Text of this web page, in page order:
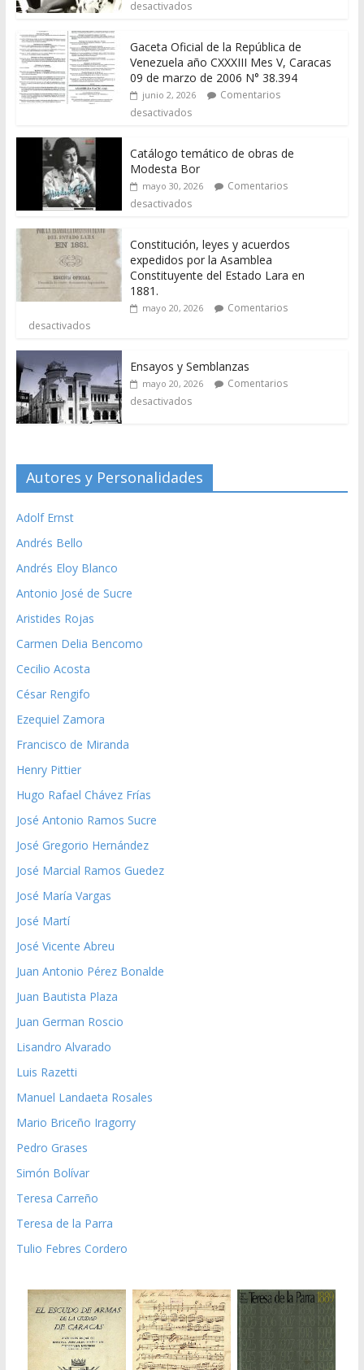
desactivados
Gaceta Oficial de la República de
Venezuela año CXXXIII Mes V, Caracas
09 de marzo de 2006 N° 38.394
junio 2, 2026
Comentarios
desactivados
Catálogo temático de obras de
Modesta Bor
mayo 30, 2026
Comentarios
desactivados
Constitución, leyes y acuerdos
expedidos por la Asamblea
Constituyente del Estado Lara en
1881.
mayo 20, 2026
Comentarios
desactivados
Ensayos y Semblanzas
mayo 20, 2026
Comentarios
desactivados
Autores y Personalidades
Adolf Ernst
Andrés Bello
Andrés Eloy Blanco
Antonio José de Sucre
Aristides Rojas
Carmen Delia Bencomo
Cecilio Acosta
César Rengifo
Ezequiel Zamora
Francisco de Miranda
Henry Pittier
Hugo Rafael Chávez Frías
José Antonio Ramos Sucre
José Gregorio Hernández
José Marcial Ramos Guedez
José María Vargas
José Martí
José Vicente Abreu
Juan Antonio Pérez Bonalde
Juan Bautista Plaza
Juan German Roscio
Lisandro Alvarado
Luis Razetti
Manuel Landaeta Rosales
Mario Briceño Iragorry
Pedro Grases
Simón Bolívar
Teresa Carreño
Teresa de la Parra
Tulio Febres Cordero